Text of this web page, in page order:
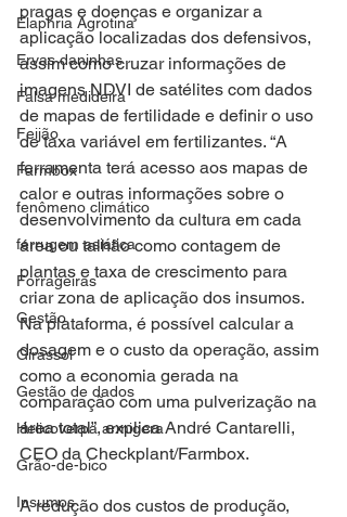
Elaphria Agrotina
Ervas daninhas
Falsa medideira
Feijão
Farmbox
fenômeno climático
ferrugem asiática
Forrageiras
Gestão
Girassol
Gestão de dados
Helicoverpa armigera
Grão-de-bico
Insumos
pragas e doenças e organizar a
aplicação localizadas dos defensivos,
assim como cruzar informações de
imagens NDVI de satélites com dados
de mapas de fertilidade e definir o uso
de taxa variável em fertilizantes. “A
ferramenta terá acesso aos mapas de
calor e outras informações sobre o
desenvolvimento da cultura em cada
área ou talhão como contagem de
plantas e taxa de crescimento para
criar zona de aplicação dos insumos.
Na plataforma, é possível calcular a
dosagem e o custo da operação, assim
como a economia gerada na
comparação com uma pulverização na
área total”, explica André Cantarelli,
CEO da Checkplant/Farmbox.
A redução dos custos de produção,